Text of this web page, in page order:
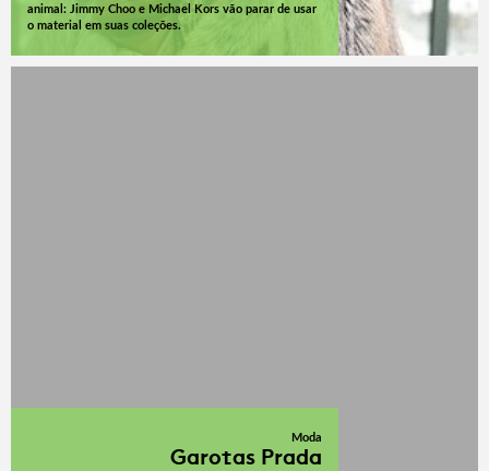
animal: Jimmy Choo e Michael Kors vão parar de usar
o material em suas coleções.
Moda
Garotas Prada